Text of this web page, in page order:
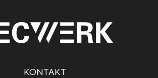
KONTAKT